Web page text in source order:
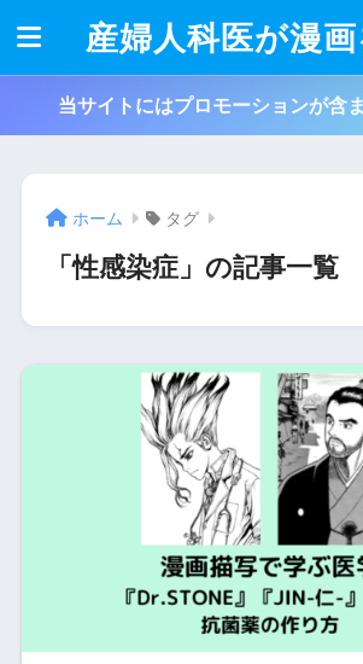
産婦人科医が漫
当サイトにはプロモーションが含
ホーム タグ
「性感染症」の記事一覧